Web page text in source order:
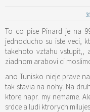
To co pise Pinard je na
jednoducho su iste veci,
takehoto vztahu vstupit,,
ziadnom arabovi ci
ano Tunisko nieje prave
tak stavia na nohy. Na
ktore napr. my nemame.
srdce a ludi ktrorych